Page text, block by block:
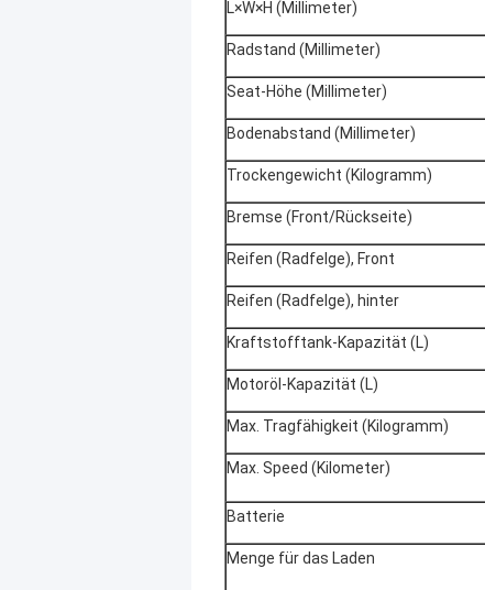
L×W×H (Millimeter)
Radstand (Millimeter)
Seat-Höhe (Millimeter)
Bodenabstand (Millimeter)
Trockengewicht (Kilogramm)
Bremse (Front/Rückseite)
Reifen (Radfelge), Front
Reifen (Radfelge), hinter
Kraftstofftank-Kapazität (L)
Motoröl-Kapazität (L)
Max. Tragfähigkeit (Kilogramm)
Max. Speed (Kilometer)
Batterie
Menge für das Laden